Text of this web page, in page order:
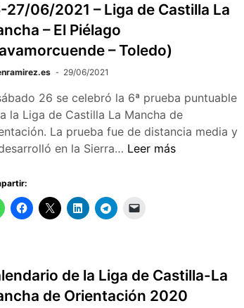
27/06/2021 – Liga de Castilla La
– El Piélago
– Toledo)
29/06/2021
26 se celebró la 6ª prueba puntuable
la Liga de Castilla La Mancha de
La prueba fue de distancia media y
en la Sierra… 26-
de
Mancha
–
El
Leer más
de la Liga de Castilla-La
de Orientación 2020